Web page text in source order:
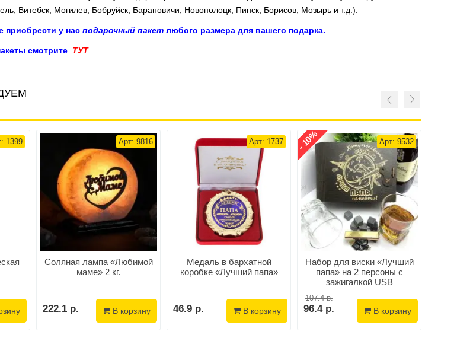
Витебск, Могилев, Бобруйск, Барановичи, Новополоцк, Пинск, Борисов, Мозырь и т.д.).
приобрести у нас подарочный пакет любого размера для вашего подарка.
смотрите ТУТ
1399 Арт: 9816
Соляная лампа «Любимой
маме» 2 кг.
222.1 р. В корзину
Арт: 1737
Медаль в бархатной
коробке «Лучший папа»
46.9 р. В корзину
Арт: 9532
Набор для виски «Лучший
папа» на 2 персоны с
зажигалкой USB
107.4 р.
96.4 р.
- 10%
В корзину